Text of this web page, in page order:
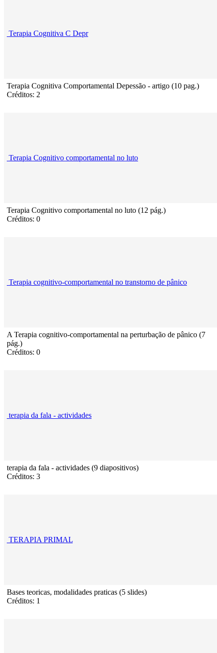
Terapia Cognitiva C Depr
Terapia Cognitiva Comportamental Depessão - artigo (10 pag.)
Créditos: 2
Terapia Cognitivo comportamental no luto
Terapia Cognitivo comportamental no luto (12 pág.)
Créditos: 0
Terapia cognitivo-comportamental no transtorno de pânico
A Terapia cognitivo-comportamental na perturbação de pânico (7
pág.)
Créditos: 0
terapia da fala - actividades
terapia da fala - actividades (9 diapositivos)
Créditos: 3
TERAPIA PRIMAL
Bases teoricas, modalidades praticas (5 slides)
Créditos: 1